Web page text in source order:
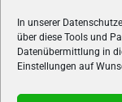
In unserer
über diese Tools und
Datenübermittlung in
Einstellungen auf